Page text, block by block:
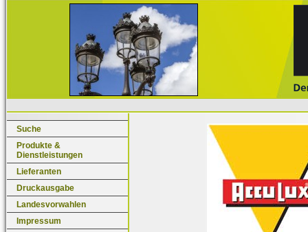
Suche
Produkte &
Dienstleistungen
Lieferanten
Druckausgabe
Landesvorwahlen
Impressum